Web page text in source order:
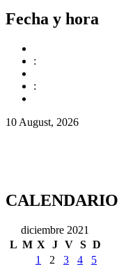
Fecha y hora
:
:
10 August, 2026
CALENDARIO
diciembre 2021
L M X J V S D
1
2 3 4 5